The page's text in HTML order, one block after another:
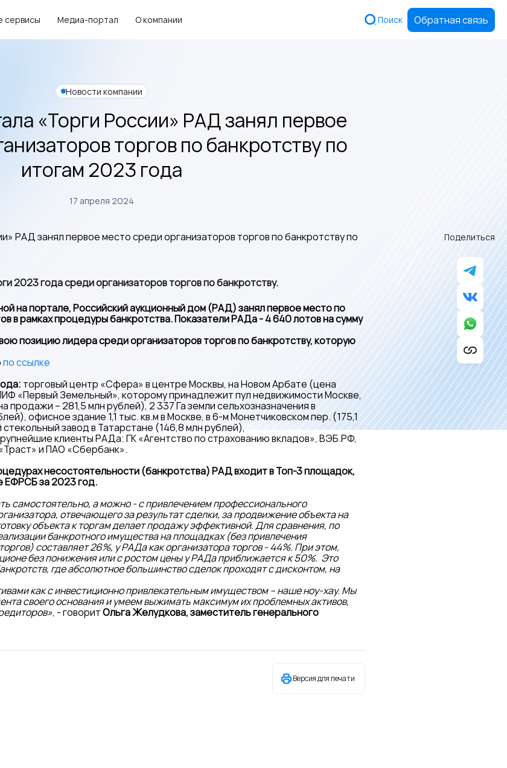
сервисы Медиа-портал О компании Поиск Обратная связь
Новости компании
«Торги России» РАД занял первое
торгов по банкротству по
итогам 2023 года
17 апреля 2024
2023 года среди организаторов торгов по банкротству.
на портале, Российский аукционный дом (РАД) занял первое место по
в рамках процедуры банкротства. Показатели РАДа - 4 640 лотов на сумму
позицию лидера среди организаторов торгов по банкротству, которую
по ссылке
торговый центр «Сфера» в центре Москвы, на Новом Арбате (цена
«Первый Земельный», которому принадлежит пул недвижимости Москве,
продажи – 281,5 млн рублей), 2 337 Га земли сельхозназначения в
офисное здание 1,1 тыс. кв.м в Москве, в 6-м Монетчиковском пер. (175,1
завод в Татарстане (146,8 млн рублей),
клиенты РАДа: ГК «Агентство по страхованию вкладов», ВЭБ.РФ,
и ПАО «Сбербанк».
несостоятельности (банкротства) РАД входит в Топ-3 площадок,
ЕФРСБ за 2023 год.
самостоятельно, а можно - с привлечением профессионального
отвечающего за результат сделки, за продвижение объекта на
объекта к торгам делает продажу эффективной. Для сравнения, по
банкротного имущества на площадках (без привлечения
составляет 26%, у РАДа как организатора торгов - 44%. При этом,
без понижения или с ростом цены у РАДа приближается к 50%. Это
где абсолютное большинство сделок проходят с дисконтом, на
как с инвестиционно привлекательным имуществом – наше ноу-хау. Мы
своего основания и умеем выжимать максимум их проблемных активов,
, - говоритОльга Желудкова, заместитель генерального
Версия для печати
Поделиться